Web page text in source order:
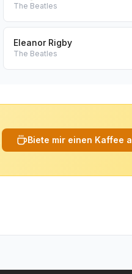
The Beatles
Eleanor Rigby
The Beatles
Biete mir einen Kaffee